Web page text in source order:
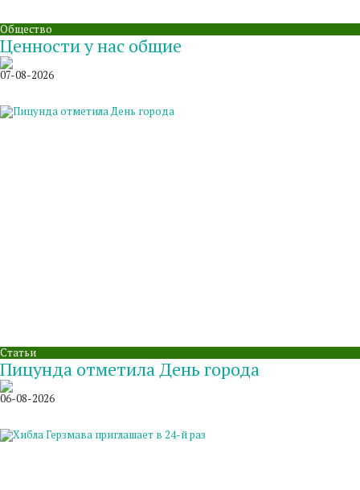
Общество
Ценности у нас общие
07-08-2026
Статьи
Пицунда отметила День города
06-08-2026